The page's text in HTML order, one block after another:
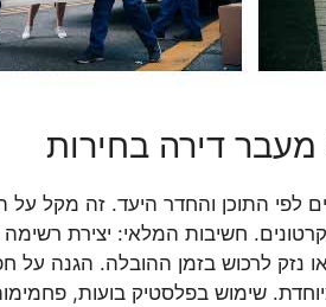
מעבר דירה בחירות
לפי התוכן והחדר היעד. זה מקל
חשיבות המלאי: יצירת
נזק לרכוש בזמן ההובלה. הגנה על
שימוש בפלסטיק בועות,